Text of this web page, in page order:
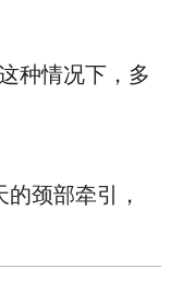
种情况下，多
颈部牵引，